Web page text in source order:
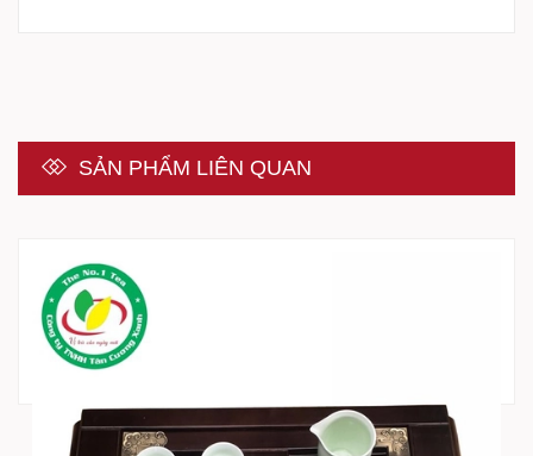
SẢN PHẨM LIÊN QUAN
Liên hệ